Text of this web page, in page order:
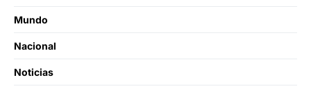
Mundo
Nacional
Noticias